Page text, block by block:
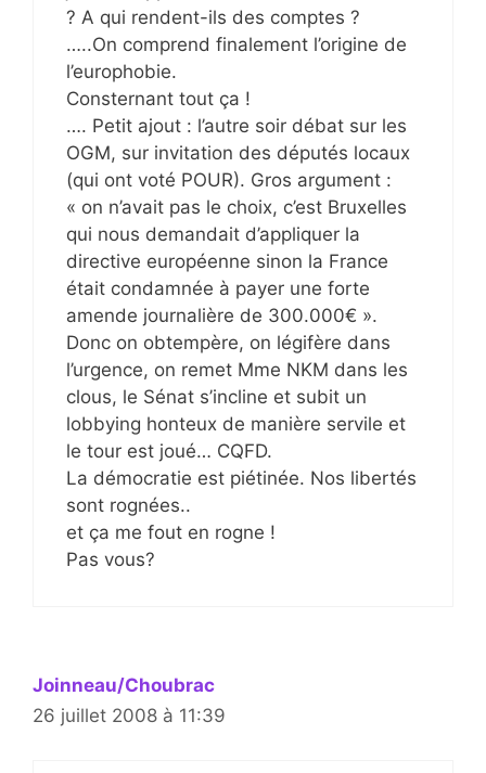
? A qui rendent-ils des comptes ?
…..On comprend finalement l’origine de
l’europhobie.
Consternant tout ça !
…. Petit ajout : l’autre soir débat sur les
OGM, sur invitation des députés locaux
(qui ont voté POUR). Gros argument :
« on n’avait pas le choix, c’est Bruxelles
qui nous demandait d’appliquer la
directive européenne sinon la France
était condamnée à payer une forte
amende journalière de 300.000€ ».
Donc on obtempère, on légifère dans
l’urgence, on remet Mme NKM dans les
clous, le Sénat s’incline et subit un
lobbying honteux de manière servile et
le tour est joué… CQFD.
La démocratie est piétinée. Nos libertés
sont rognées..
et ça me fout en rogne !
Pas vous?
Joinneau/Choubrac
26 juillet 2008 à 11:39